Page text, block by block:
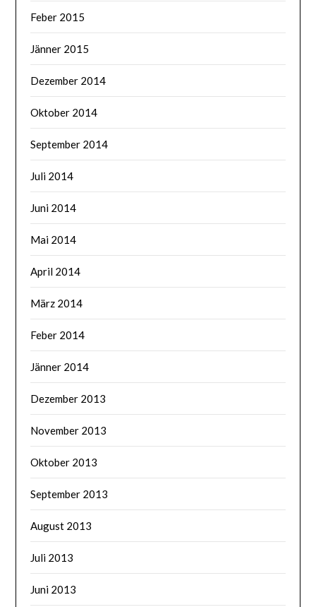
Feber 2015
Jänner 2015
Dezember 2014
Oktober 2014
September 2014
Juli 2014
Juni 2014
Mai 2014
April 2014
März 2014
Feber 2014
Jänner 2014
Dezember 2013
November 2013
Oktober 2013
September 2013
August 2013
Juli 2013
Juni 2013